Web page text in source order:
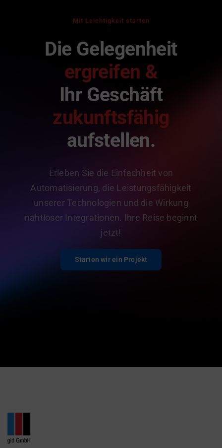
Mit Leichtigkeit starten
Die Gelegenheit
ergreifen &
Ihr Geschäft
zukunftsfähig
aufstellen.
Erleben Sie die Einfachheit von
Automatisierung, die Leistungsfähigkeit
unserer Technologien und die Wirkung
nahtloser Integrationen. Ihre Reise beginnt
jetzt!
Starten wir ein Projekt